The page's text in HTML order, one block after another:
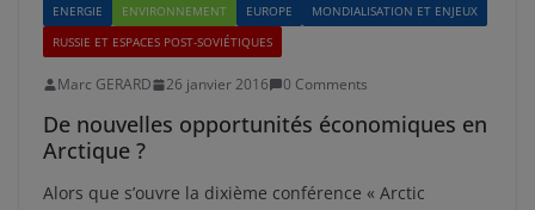
ENERGIE ENVIRONNEMENT EUROPE
MONDIALISATION ET ENJEUX
RUSSIE ET ESPACES POST-SOVIÉTIQUES
Marc GERARD 26 janvier 2016 0 Comments
De nouvelles opportunités économiques en
Arctique ?
Alors que s’ouvre la dixième conférence « Arctic